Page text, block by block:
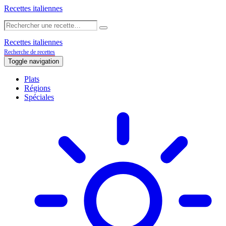
Recettes italiennes
Recettes italiennes
Recherche de recettes
Toggle navigation
Plats
Régions
Spéciales